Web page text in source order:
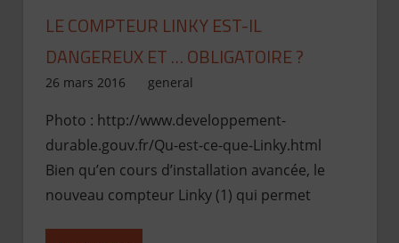
LE COMPTEUR LINKY EST-IL
DANGEREUX ET … OBLIGATOIRE ?
26 mars 2016 Jean de Pont-Scorff
general
Photo : http://www.developpement-
durable.gouv.fr/Qu-est-ce-que-Linky.html
Bien qu’en cours d’installation avancée, le
nouveau compteur Linky (1) qui permet